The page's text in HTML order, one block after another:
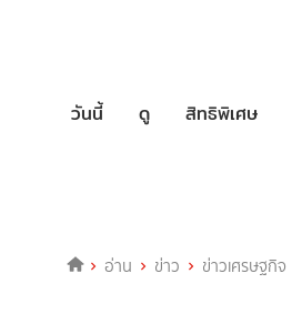
วันนี้ ดู สิทธิพิเศษ
อ่าน ข่าว ข่าวเศรษฐกิจ